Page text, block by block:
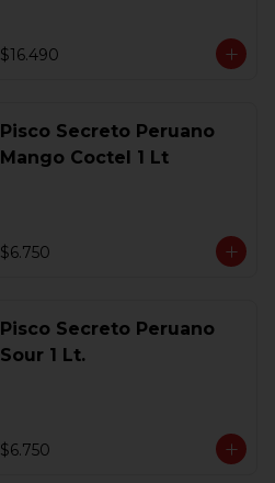
$16.490
Pisco Secreto Peruano
Mango Coctel 1 Lt
$6.750
Pisco Secreto Peruano
Sour 1 Lt.
$6.750